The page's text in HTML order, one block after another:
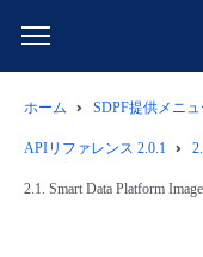
サービス一覧
データ利活用
よくある質問
ホーム SDPF提供メニ
APIリファレンス 2.0.1 2.
2.1. Smart Data Platform